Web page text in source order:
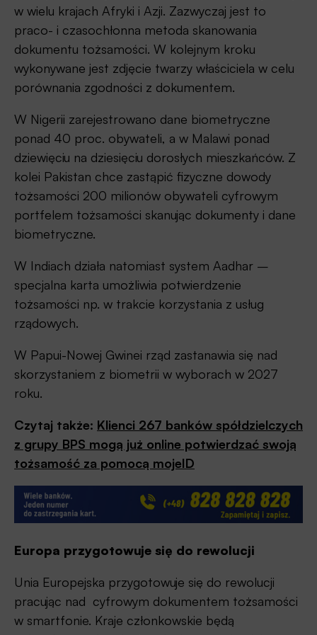
w wielu krajach Afryki i Azji. Zazwyczaj jest to
praco- i czasochłonna metoda skanowania
dokumentu tożsamości. W kolejnym kroku
wykonywane jest zdjęcie twarzy właściciela w celu
porównania zgodności z dokumentem.
W Nigerii zarejestrowano dane biometryczne
ponad 40 proc. obywateli, a w Malawi ponad
dziewięciu na dziesięciu dorosłych mieszkańców. Z
kolei Pakistan chce zastąpić fizyczne dowody
tożsamości 200 milionów obywateli cyfrowym
portfelem tożsamości skanując dokumenty i dane
biometryczne.
W Indiach działa natomiast system Aadhar –
specjalna karta umożliwia potwierdzenie
tożsamości np. w trakcie korzystania z usług
rządowych.
W Papui-Nowej Gwinei rząd zastanawia się nad
skorzystaniem z biometrii w wyborach w 2027
roku.
Czytaj także: Klienci 267 banków spółdzielczych
z grupy BPS mogą już online potwierdzać swoją
tożsamość za pomocą mojeID
Europa przygotowuje się do rewolucji
Unia Europejska przygotowuje się do rewolucji
pracując nad cyfrowym dokumentem tożsamości
w smartfonie. Kraje członkowskie będą